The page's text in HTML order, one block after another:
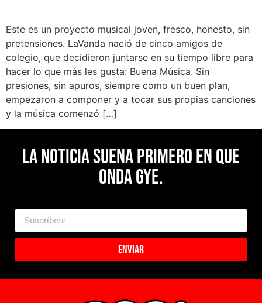
Este es un proyecto musical joven, fresco, honesto, sin
pretensiones. LaVanda nació de cinco amigos de
colegio, que decidieron juntarse en su tiempo libre para
hacer lo que más les gusta: Buena Música. Sin
presiones, sin apuros, siempre como un buen plan,
empezaron a componer y a tocar sus propias canciones
y la música comenzó […]
La noticia suena primero en Que
Onda Gye.
Enviar